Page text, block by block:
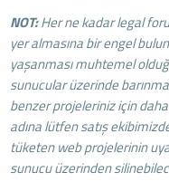
NOT:Her ne kadar legal
yer almasına bir engel
yaşanması muhtemel
sunucular üzerinde
benzer projeleriniz için
adına lütfen satış
tüketen web projelerinin
sunucu üzerinden